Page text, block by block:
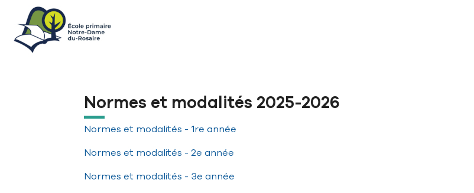
Aller à la navigation principale
Aller au contenu principal
Passer au pied de page
Normes et modalités 2025-2026
Normes et modalités - 1re année
Normes et modalités - 2e année
Normes et modalités - 3e année